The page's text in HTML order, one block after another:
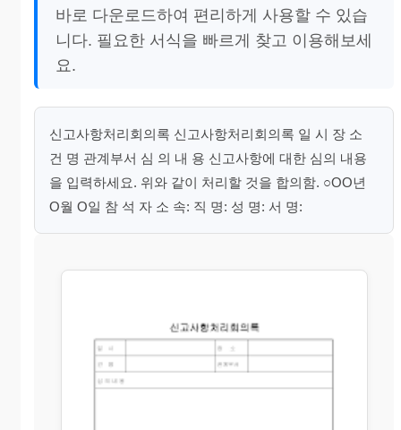
바로 다운로드하여 편리하게 사용할 수 있습
니다. 필요한 서식을 빠르게 찾고 이용해보세
요.
신고사항처리회의록 신고사항처리회의록 일 시 장 소
건 명 관계부서 심 의 내 용 신고사항에 대한 심의 내용
을 입력하세요. 위와 같이 처리할 것을 합의함. ○OO년
O월 O일 참 석 자 소 속: 직 명: 성 명: 서 명: